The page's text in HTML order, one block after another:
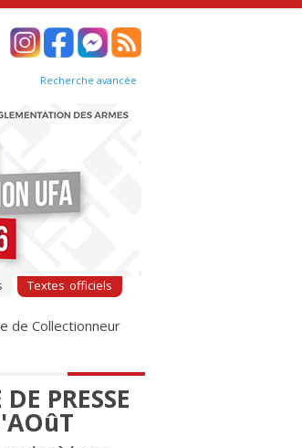
Recherche avancée
Textes officiels
de Collectionneur
PRESSE